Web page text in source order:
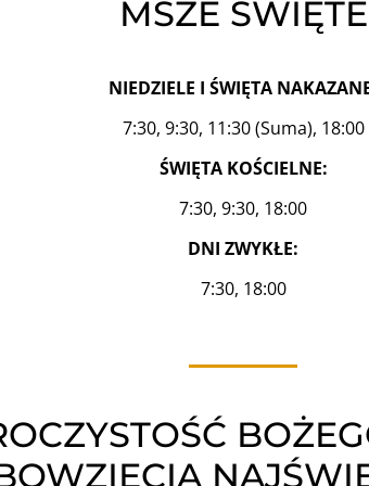
MSZE ŚWIĘTE
NIEDZIELE I ŚWIĘTA
7:30, 9:30, 11:30 (Suma), 18:00
ŚWIĘTA KOŚCIELNE:
7:30, 9:30, 18:00
DNI ZWYKŁE:
7:30, 18:00